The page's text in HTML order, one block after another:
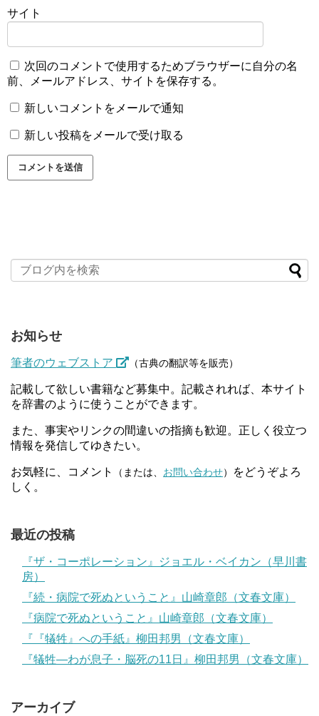
サイト
次回のコメントで使用するためブラウザーに自分の名
前、メールアドレス、サイトを保存する。
新しいコメントをメールで通知
新しい投稿をメールで受け取る
お知らせ
筆者のウェブストア （古典の翻訳等を販売）
記載して欲しい書籍など募集中。記載されれば、本サイト
を辞書のように使うことができます。
また、事実やリンクの間違いの指摘も歓迎。正しく役立つ
情報を発信してゆきたい。
お気軽に、コメント （または、 お問い合わせ）
をどうぞよろ
しく。
最近の投稿
『ザ・コーポレーション』ジョエル・ベイカン（早川書
房）
『続・病院で死ぬということ』山崎章郎（文春文庫）
『病院で死ぬということ』山崎章郎（文春文庫）
『『犠牲』への手紙』柳田邦男（文春文庫）
『犠牲―わが息子・脳死の11日』柳田邦男（文春文庫）
アーカイブ